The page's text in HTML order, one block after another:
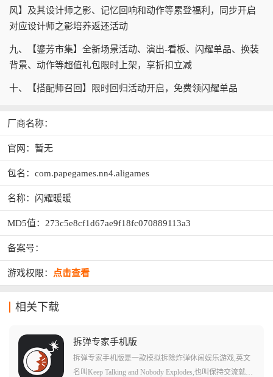
风】及其设计师之影、记忆回响和动作等累登福利，同步开启
对应设计师之影培养返还活动
九、【鎏芳市集】全新场景活动、演出-看板、闪耀单品、换装
背景、动作等超值礼包限时上架，享折扣立减
十、【搭配师召回】限时回归活动开启，免费领闪耀单品
厂商名称：
官网：暂无
包名：com.papegames.nn4.aligames
名称：闪耀暖暖
MD5值：273c5e8cf1d67ae9f18fc070889113a3
备案号：
游戏权限： 点击查看
相关下载
拆弹专家手机版
拆弹专家手机版是一款模拟拆除炸弹休闲娱乐游戏,英文
名叫Keep Talking and Nobody Explodes,也叫保持交流就没